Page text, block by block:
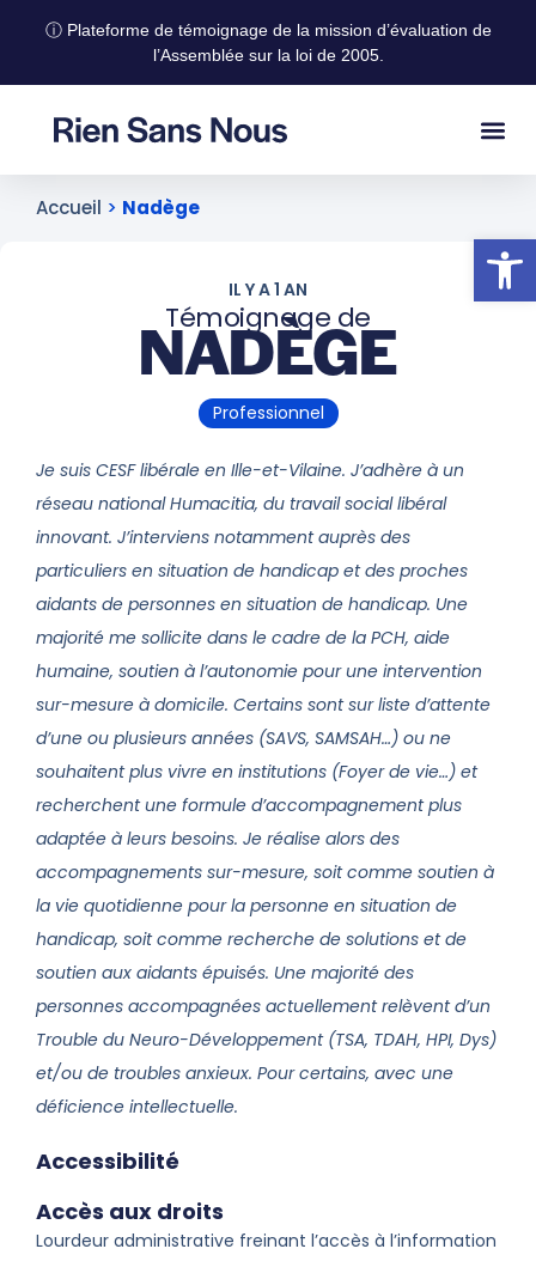
Ouvrir
ⓘ Plateforme de témoignage de la mission d’évaluation de
l’Assemblée sur la loi de 2005.
Accueil > Nadège
IL Y A 1 AN
Témoignage de
NADÈGE
Professionnel
Je suis CESF libérale en Ille-et-Vilaine. J’adhère à un
réseau national Humacitia, du travail social libéral
innovant. J’interviens notamment auprès des
particuliers en situation de handicap et des proches
aidants de personnes en situation de handicap. Une
majorité me sollicite dans le cadre de la PCH, aide
humaine, soutien à l’autonomie pour une intervention
sur-mesure à domicile. Certains sont sur liste d’attente
d’une ou plusieurs années (SAVS, SAMSAH…) ou ne
souhaitent plus vivre en institutions (Foyer de vie…) et
recherchent une formule d’accompagnement plus
adaptée à leurs besoins. Je réalise alors des
accompagnements sur-mesure, soit comme soutien à
la vie quotidienne pour la personne en situation de
handicap, soit comme recherche de solutions et de
soutien aux aidants épuisés. Une majorité des
personnes accompagnées actuellement relèvent d’un
Trouble du Neuro-Développement (TSA, TDAH, HPI, Dys)
et/ou de troubles anxieux. Pour certains, avec une
déficience intellectuelle.
Accessibilité
Accès aux droits
Lourdeur administrative freinant l’accès à l’information